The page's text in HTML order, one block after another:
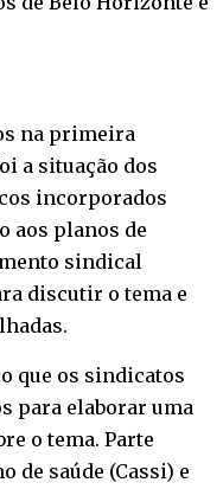
na primeira
a situação dos
incorporados
aos planos de
sindical
discutir o tema e
que os sindicatos
para elaborar uma
o tema. Parte
de saúde (Cassi) e